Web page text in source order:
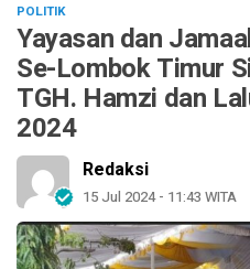
POLITIK
Yayasan dan
Se-Lombok Timur
TGH. Hamzi dan
2024
Redaksi
15 Jul 2024 - 11:43 WITA